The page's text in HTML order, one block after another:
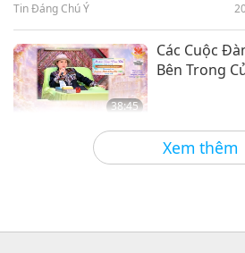
& Thịt
Khoai Lang
24:53
Bữa Ăn Ngũ
Hầm Aloo
Thuần Chay: Lối Sống Cao Thượng
Xem thêm
Tin Đáng Chú Ý
38:45
Các Cuộc
Bên Trong
25:38